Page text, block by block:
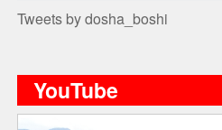
Tweets by dosha_boshi
YouTube